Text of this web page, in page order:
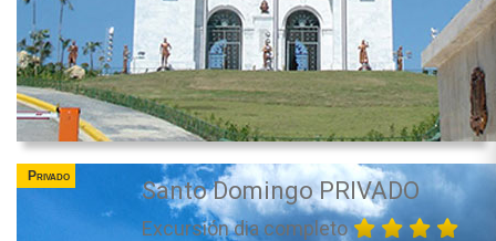
Privado
Santo Domingo PRIVADO
Excursión dia completo